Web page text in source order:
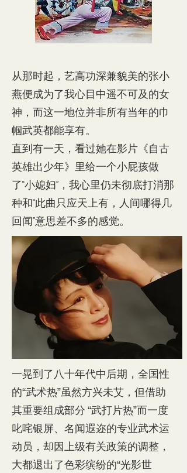
从那时起，艺高功深兼貌美的张小
燕便成为了我心目中遥不可及的女
神，而这一地位并非所有当年的巾
帼武英都能享有。
直到有一天，看过她在影片《自古
英雄出少年》里给一个小屁孩做
了“小媳妇”，我心里仍未彻底打消那
种和“此曲只应天上有，人间哪得几
回闻”意思差不多的感觉。
一晃到了八十年代中后期，全国性
的“武术热”虽然方兴未艾，但借助
其重要组成部分 “武打片热”而一度
叱咤银屏、名闻遐迩的专业武术运
动员，却因上级有关政策的调整，
大都退出了色彩缤纷的“光影世